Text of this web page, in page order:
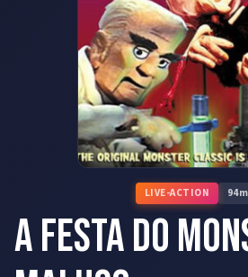
LIVE-ACTION 94
A Festa do